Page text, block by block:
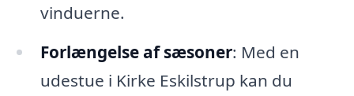
vinduerne.
Forlængelse af sæsoner: Med en
udestue i Kirke Eskilstrup kan du